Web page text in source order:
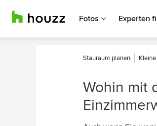
Fotos Experten
Stauraum planen
Wohin mit